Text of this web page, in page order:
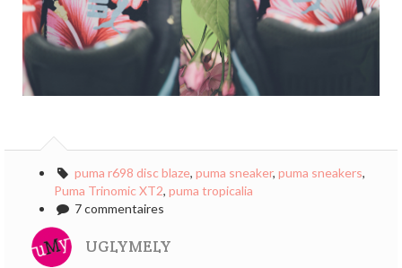
puma r698 disc blaze, puma sneaker, puma sneakers,
Puma Trinomic XT2, puma tropicalia
7 commentaires
UGLYMELY